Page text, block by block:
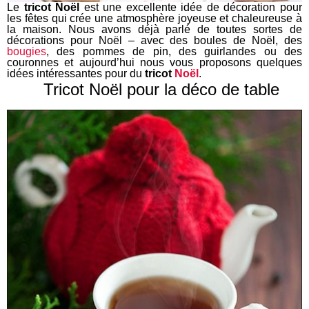
Le tricot Noël
est une excellente idée de décoration pour
les fêtes qui crée une atmosphère joyeuse et chaleureuse à
la maison. Nous avons déjà parlé de toutes sortes de
décorations pour Noël – avec des boules de Noël, des
bougies, des pommes de pin, des guirlandes ou des
couronnes et aujourd’hui nous vous proposons quelques
idées intéressantes pour du tricot Noël .
Tricot Noël pour la déco de table